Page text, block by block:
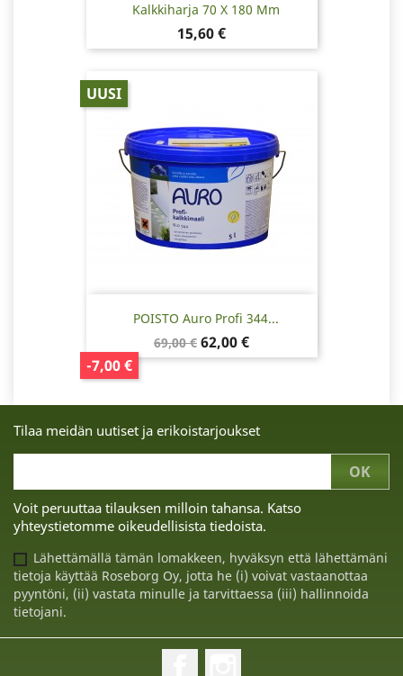
Kalkkiharja 70 X 180 Mm
Hinta
15,60 €
POISTO Auro Profi 344...
Normaalihinta
69,00 €
-7,00 €
Hinta
62,00 €
UUSI
Tilaa meidän uutiset ja erikoistarjoukset
Voit peruuttaa tilauksen milloin tahansa. Katso
yhteystietomme oikeudellisista tiedoista.
Lähettämällä tämän lomakkeen, hyväksyn että lähettämäni
tietoja käyttää Roseborg Oy, jotta he (i) voivat vastaanottaa
pyyntöni, (ii) vastata minulle ja tarvittaessa (iii) hallinnoida
tietojani.